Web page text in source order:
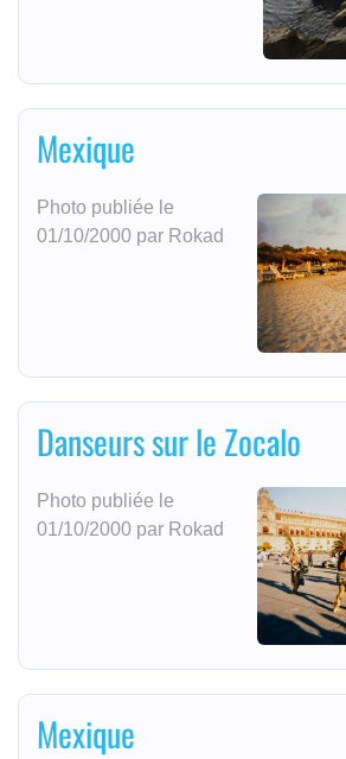
Mexique
Photo publiée le
01/10/2000 par Rokad
Danseurs sur le Zocalo
Photo publiée le
01/10/2000 par Rokad
Mexique